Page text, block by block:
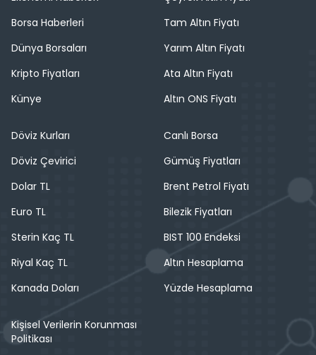
Borsa Haberleri
Dünya Borsaları
Kripto Fiyatları
Künye
Tam Altın Fiyatı
Yarım Altın Fiyatı
Ata Altın Fiyatı
Altın ONS Fiyatı
Döviz Kurları
Döviz Çevirici
Dolar TL
Euro TL
Sterin Kaç TL
Riyal Kaç TL
Kanada Doları
Canlı Borsa
Gümüş Fiyatları
Brent Petrol Fiyatı
Bilezik Fiyatları
BIST 100 Endeksi
Altın Hesaplama
Yüzde Hesaplama
Kişisel Verilerin Korunması
Politikası